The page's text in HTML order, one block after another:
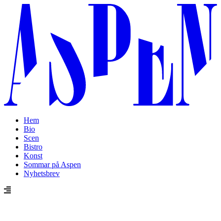
Hem
Bio
Scen
Bistro
Konst
Sommar på Aspen
Nyhetsbrev